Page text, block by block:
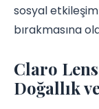
sosyal
bırakmasına
Claro
Doğallık